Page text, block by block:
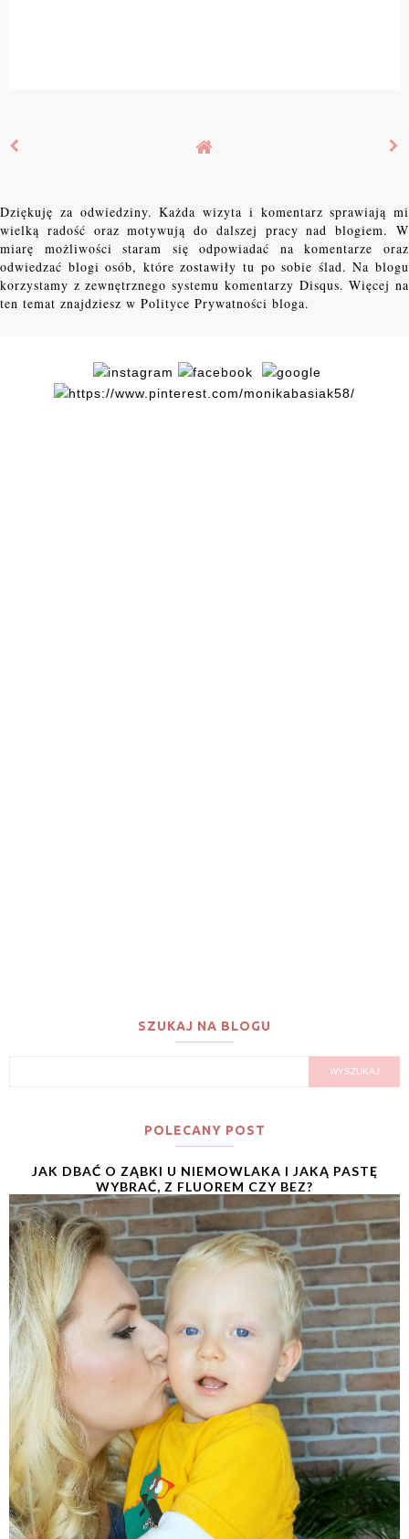
Dziękuję za odwiedziny. Każda wizyta i komentarz sprawiają mi
wielką radość oraz motywują do dalszej pracy nad blogiem. W
miarę możliwości staram się odpowiadać na komentarze oraz
odwiedzać blogi osób, które zostawiły tu po sobie ślad. Na blogu
korzystamy z zewnętrznego systemu komentarzy Disqus. Więcej na
ten temat znajdziesz w Polityce Prywatności bloga.
SZUKAJ NA BLOGU
POLECANY POST
JAK DBAĆ O ZĄBKI U NIEMOWLAKA I JAKĄ PASTĘ
WYBRAĆ, Z FLUOREM CZY BEZ?